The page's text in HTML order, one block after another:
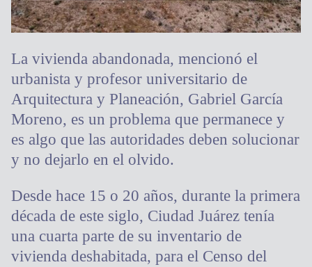
La vivienda abandonada, mencionó el
urbanista y profesor universitario de
Arquitectura y Planeación, Gabriel García
Moreno, es un problema que permanece y
es algo que las autoridades deben solucionar
y no dejarlo en el olvido.
Desde hace 15 o 20 años, durante la primera
década de este siglo, Ciudad Juárez tenía
una cuarta parte de su inventario de
vivienda deshabitada, para el Censo del